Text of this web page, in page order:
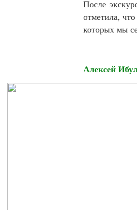
После
отметила,
которых мы
Алексей